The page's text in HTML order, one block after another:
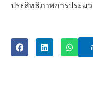
ประสิทธิภาพการประม